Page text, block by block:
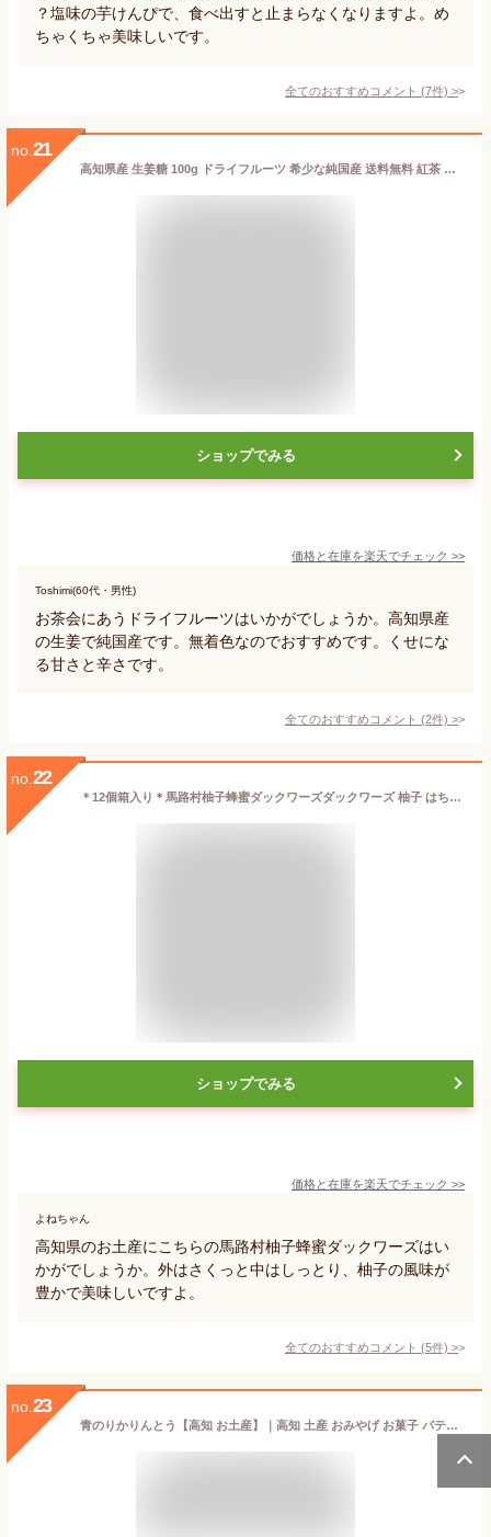
？塩味の芋けんぴで、食べ出すと止まらなくなりますよ。め
ちゃくちゃ美味しいです。
全てのおすすめコメント (7件) >
no. 21
高知県産 生姜糖 100g ドライフルーツ 希少な純国産 送料無料 紅茶 おしゃれスイーツ チャック付きで開封後も便利 しょうが ジンジャー 乾燥果実 無着色
ショップでみる
価格と在庫を楽天でチェック >>
Toshimi(60代・男性)
お茶会にあうドライフルーツはいかがでしょうか。高知県産
の生姜で純国産です。無着色なのでおすすめです。くせにな
る甘さと辛さです。
全てのおすすめコメント (2件) >
no. 22
＊12個箱入り＊馬路村柚子蜂蜜ダックワーズダックワーズ 柚子 はちみつ 蜂蜜 馬路村 高知県 スイーツ お菓子 お取り寄せ お菓子 内祝い 出産祝い 結婚祝い プレゼント プチギフト 誕生日 バースデー
ショップでみる
価格と在庫を楽天でチェック >>
よねちゃん
高知県のお土産にこちらの馬路村柚子蜂蜜ダックワーズはい
かがでしょうか。外はさくっと中はしっとり、柚子の風味が
豊かで美味しいですよ。
全てのおすすめコメント (5件) >
no. 23
青のりかりんとう【高知 お土産】｜高知 土産 おみやげ お菓子 パティスリーポタジエ 青海苔 帰省土産 お取り寄せ 手土産 贈り物 ギフト お取り寄せグルメ